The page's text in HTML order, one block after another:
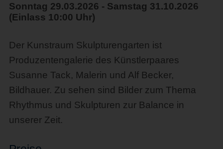
Sonntag 29.03.2026 - Samstag 31.10.2026
(Einlass 10:00 Uhr)
Der Kunstraum Skulpturengarten ist
Produzentengalerie des Künstlerpaares
Susanne Tack, Malerin und Alf Becker,
Bildhauer. Zu sehen sind Bilder zum Thema
Rhythmus und Skulpturen zur Balance in
unserer Zeit.